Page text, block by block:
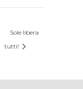
Sole libera
tutti!